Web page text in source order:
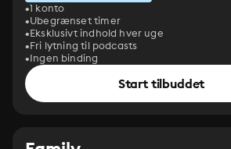
1 konto
Ubegrænset timer
Eksklusivt indhold hver uge
Fri lytning til podcasts
Ingen binding
Start tilbuddet